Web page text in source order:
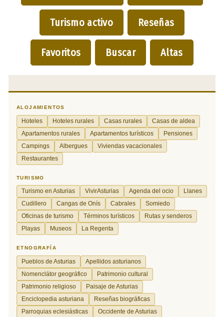
Turismo activo Reseñas
Favoritos Buscar Altas